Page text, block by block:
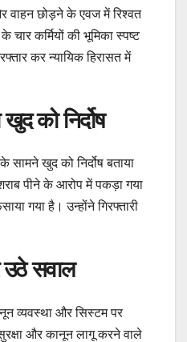
वाहन छोड़ने के एवज में रिश्वत
चार कर्मियों की भूमिका स्पष्ट
कर न्यायिक हिरासत में
को निर्दोष
सामने खुद को निर्दोष बताया
पीने के आरोप में पकड़ा गया
गया है। उन्होंने गिरफ्तारी
उठे सवाल
व्यवस्था और सिस्टम पर
और कानून लागू करने वाले